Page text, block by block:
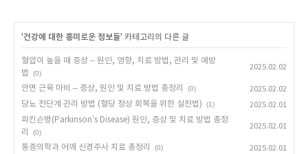
'건강에 대한 흥미로운 정보들' 카테고리의 다른 글
혈압이 높을 때 증상 – 원인, 영향, 치료 방법, 관리 및 예방
법
(0)
2025.02.02
안면 근육 마비 – 증상, 원인 및 치료 방법 총정리 (0)
2025.02.02
당뇨 전단계 관리 방법 (혈당 정상 회복을 위한 실천법)
(1)
2025.02.01
파킨슨병(Parkinson’s Disease) 원인, 증상 및 치료 방법 총정
리
(0)
2025.02.01
통증의학과 어깨 신경주사 치료 총정리 (0) 2025.02.01